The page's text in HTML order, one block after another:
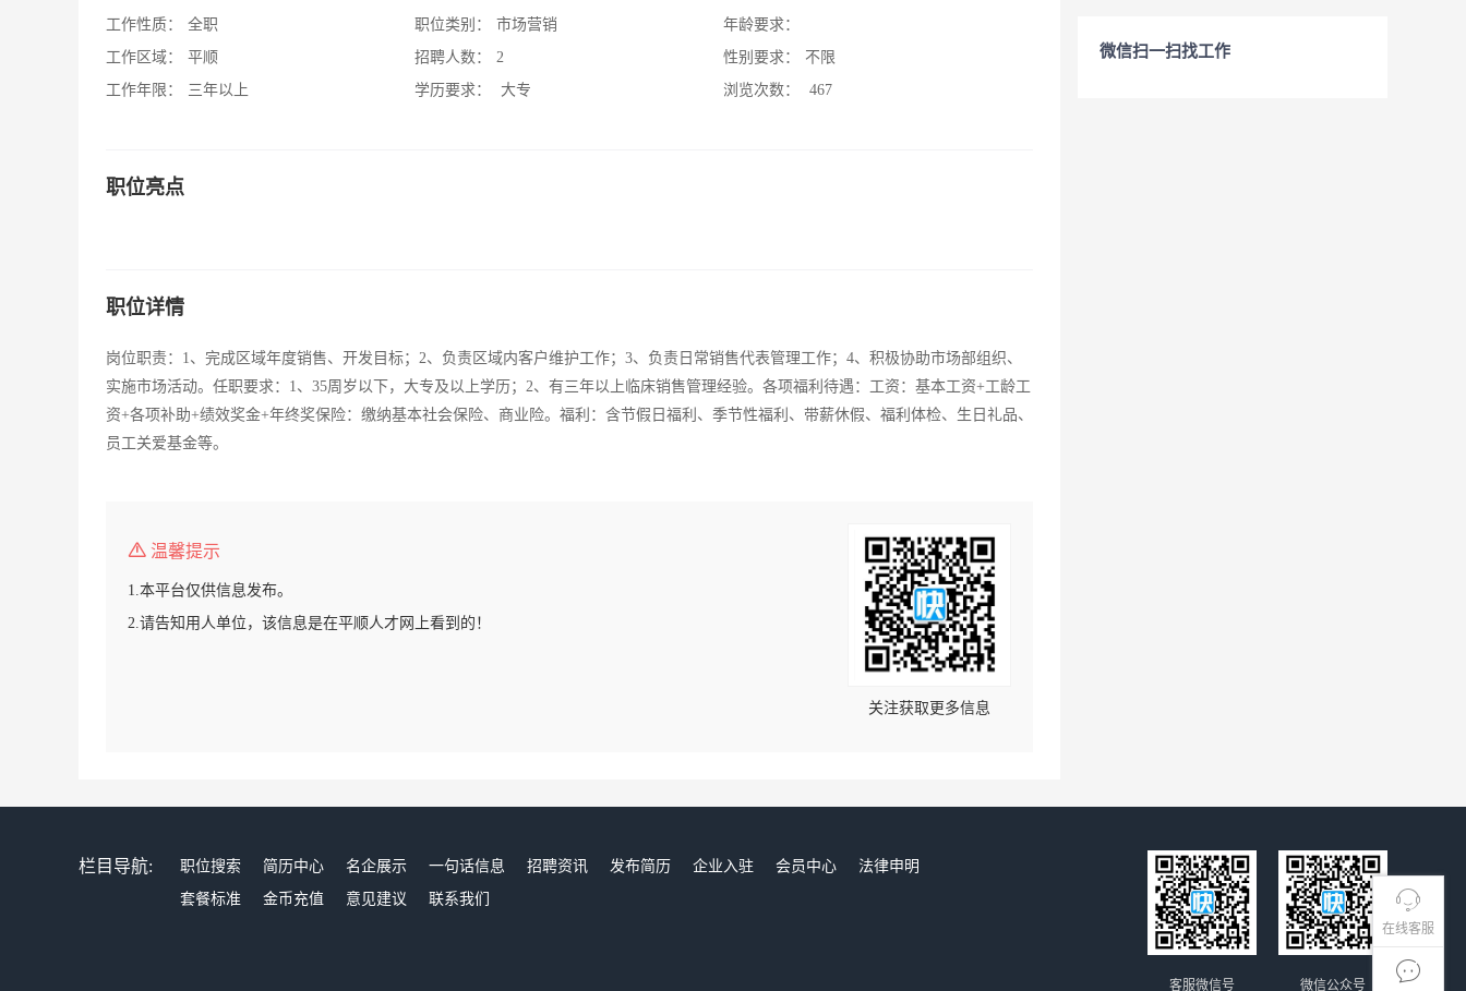
在线客服
工作性质：
全职
工作区域：
平顺
工作年限：
三年以上
职位类别：
市场营销
招聘人数：
2
学历要求：
大专
年龄要求：
性别要求：
不限
浏览次数：
467
职位亮点
职位详情
岗位职责：1、完成区域年度销售、开发目标；2、负责区域内客户维护工作；3、负责日常销售代表管理工作；4、积极协助市场部组织、
实施市场活动。任职要求：1、35周岁以下，大专及以上学历；2、有三年以上临床销售管理经验。各项福利待遇：工资：基本工资+工龄工
资+各项补助+绩效奖金+年终奖保险：缴纳基本社会保险、商业险。福利：含节假日福利、季节性福利、带薪休假、福利体检、生日礼品、
员工关爱基金等。
温馨提示
1.本平台仅供信息发布。
2.请告知用人单位，该信息是在平顺人才网上看到的！
关注获取更多信息
微信扫一扫找工作
栏目导航: 职位搜索 简历中心 名企展示 一句话信息 招聘资讯 发布简历 企业入驻 会员中心
法律申明
套餐标准
金币充值 意见建议 联系我们
微信公众号
客服微信号